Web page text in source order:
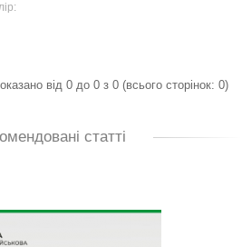
від 0 до 0 з 0 (всього сторінок: 0)
статті